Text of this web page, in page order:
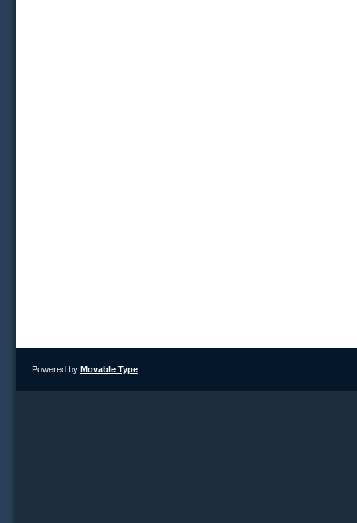
Powered by Movable Type